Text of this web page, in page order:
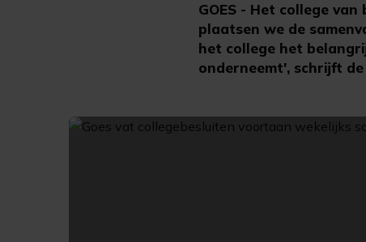
GOES - Het college
plaatsen we de
het college het
onderneemt', schrijft